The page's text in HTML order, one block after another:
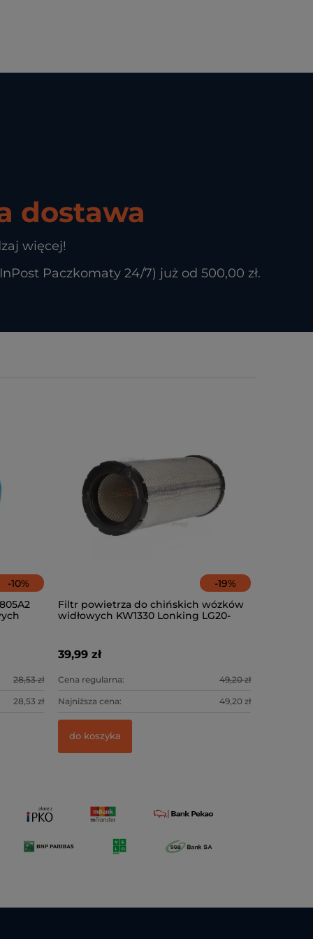
dostawa
więcej!
Paczkomaty 24/7) już od 500,00 zł.
-10%
28,53 zł
28,53 zł
-19%
Filtr powietrza do chińskich wózków
widłowych KW1330 Lonking LG20-
39,99 zł
Cena regularna: 49,20 zł
Najniższa cena: 49,20 zł
do koszyka